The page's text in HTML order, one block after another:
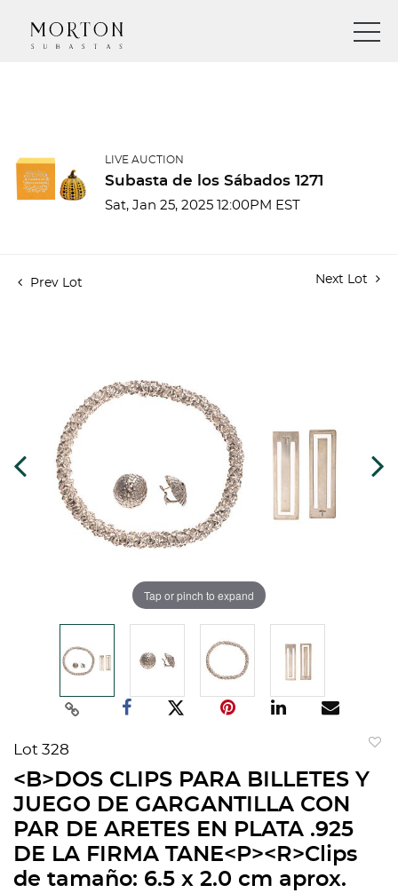
LIVE AUCTION
Subasta de los Sábados 1271
Sat, Jan 25, 2025 12:00PM EST
Prev Lot Next Lot
Tap or pinch to expand
Lot 328
<B>DOS CLIPS PARA BILLETES Y
JUEGO DE GARGANTILLA CON
PAR DE ARETES EN PLATA .925
DE LA FIRMA TANE<P><R>Clips
de tamaño: 6.5 x 2.0 cm aprox.